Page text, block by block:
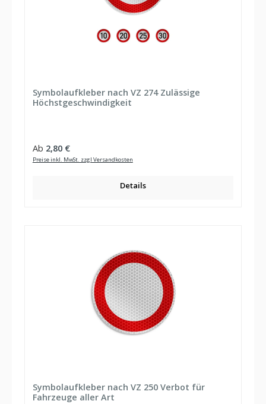
Symbolaufkleber nach VZ 274 Zulässige
Höchstgeschwindigkeit
Regulärer Preis:
Ab 2,80 €
Preise inkl. MwSt. zzgl Versandkosten
Details
Symbolaufkleber nach VZ 250 Verbot für
Fahrzeuge aller Art